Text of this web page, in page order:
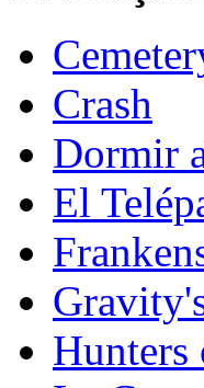
Crash
Dormir
El
Hunters